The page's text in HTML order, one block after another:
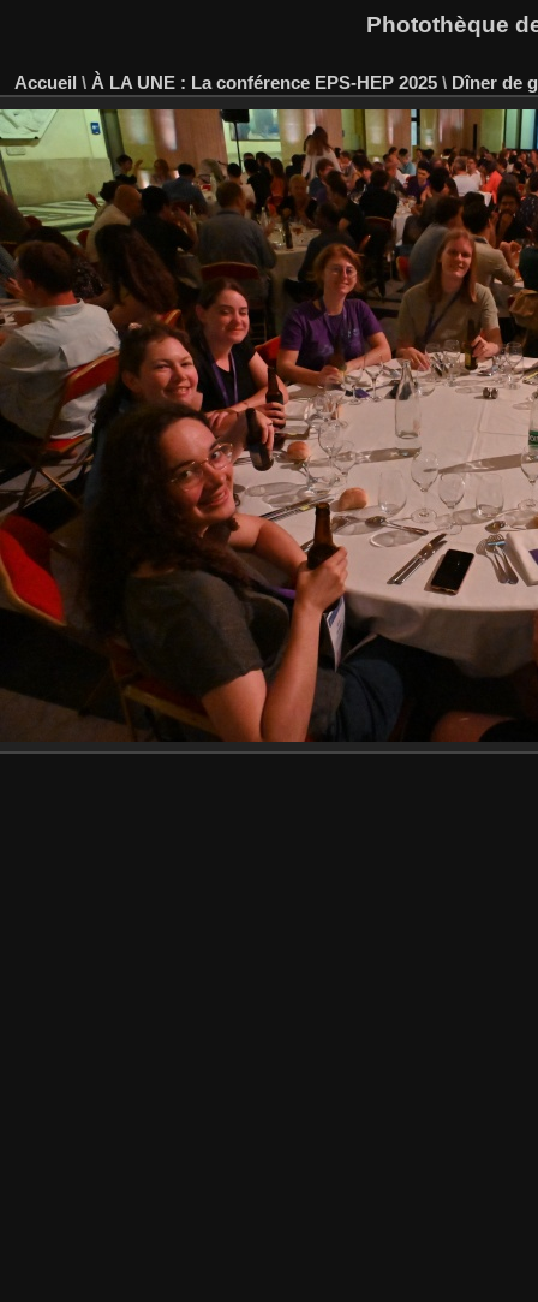
Photothèque
Accueil \ À LA UNE : La conférence EPS-HEP 2025 \ Dîner de